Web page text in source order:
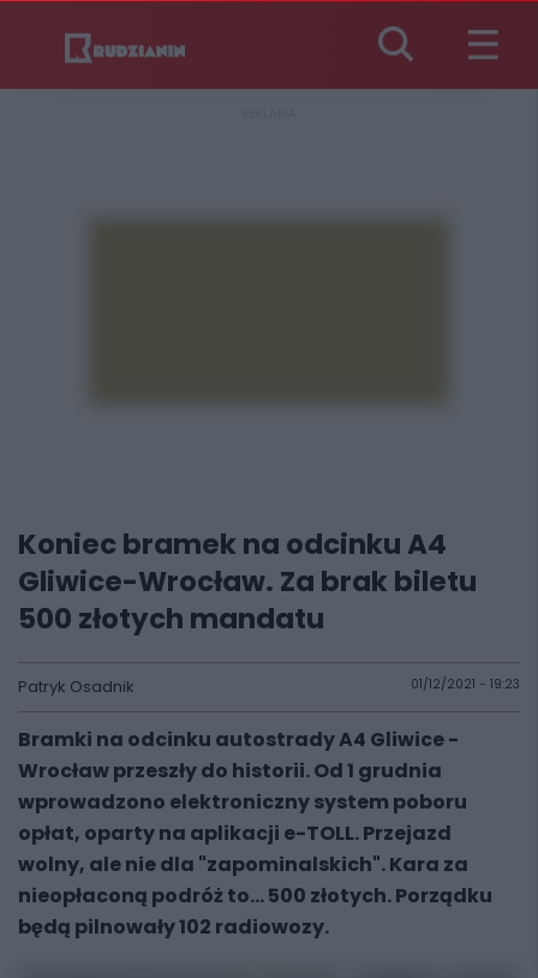
Koniec bramek na odcinku A4
Gliwice-Wrocław. Za brak biletu
500 złotych mandatu
Patryk Osadnik 01/12/2021 - 19:23
Bramki na odcinku autostrady A4 Gliwice -
Wrocław przeszły do historii. Od 1 grudnia
wprowadzono elektroniczny system poboru
opłat, oparty na aplikacji e-TOLL. Przejazd
wolny, ale nie dla "zapominalskich". Kara za
nieopłaconą podróż to... 500 złotych. Porządku
będą pilnowały 102 radiowozy.